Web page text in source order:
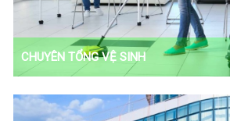
CHUYÊN TỔNG VỆ SINH
thự, đường ống khói, bồn dầu…